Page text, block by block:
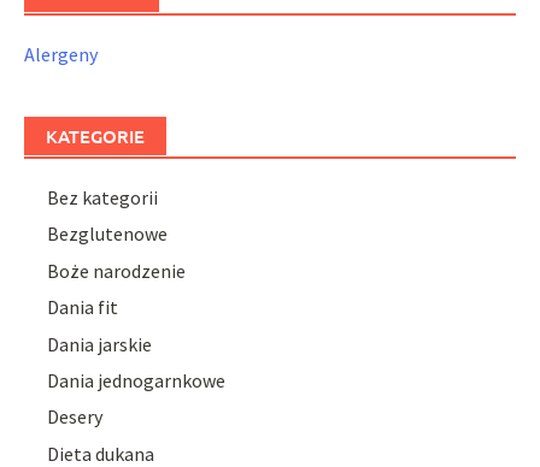
Alergeny
KATEGORIE
Bez kategorii
Bezglutenowe
Boże narodzenie
Dania fit
Dania jarskie
Dania jednogarnkowe
Desery
Dieta dukana